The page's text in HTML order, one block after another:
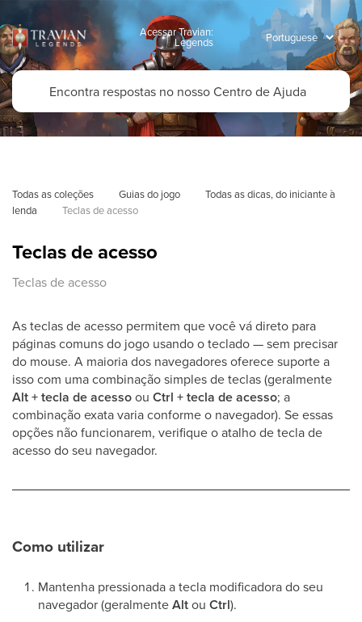
Acessar Travian:
Legends
Todas as coleções Guias do jogo
Todas as dicas, do iniciante à
lenda
Teclas de acesso
Teclas de acesso
Teclas de acesso
As teclas de acesso permitem que você vá direto para
páginas comuns do jogo usando o teclado — sem precisar
do mouse. A maioria dos navegadores oferece suporte a
isso com uma combinação simples de teclas (geralmente
Alt + tecla de acessoou Ctrl + tecla de acesso; a
combinação exata varia conforme o navegador). Se essas
opções não funcionarem, verifique o atalho de tecla de
acesso do seu navegador.
Como utilizar
Mantenha pressionada a tecla modificadora do seu
navegador (geralmenteAltou Ctrl).